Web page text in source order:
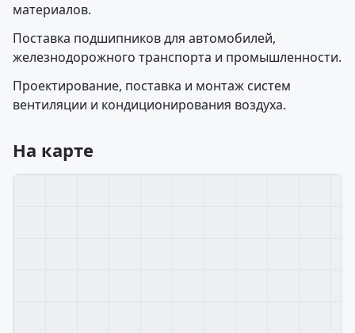
материалов.
Поставка подшипников для автомобилей,
железнодорожного транспорта и промышленности.
Проектирование, поставка и монтаж систем
вентиляции и кондиционирования воздуха.
На карте